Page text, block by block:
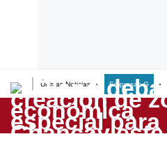
Últimas Noticias Empresas G
Lo último
Peru Quiosco